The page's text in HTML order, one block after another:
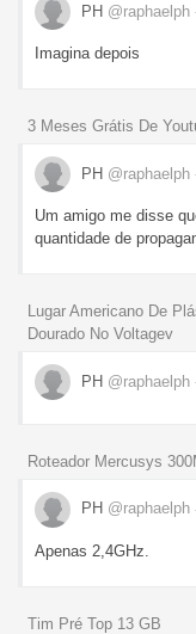
PH @raphaelph
Imagina depois
3 Meses Grátis De
PH @raphaelph
Um amigo me disse
quantidade de
Lugar Americano De
Dourado No Voltagev
PH @raphaelph
Roteador Mercusys
PH @raphaelph
Apenas 2,4GHz.
Tim Pré Top 13 GB